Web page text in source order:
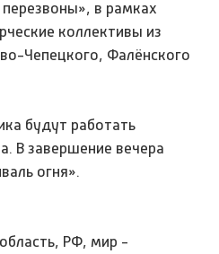
в рамках
коллективы из
Чепецкого, Фалёнского
будут работать
В завершение вечера
огня».
РФ, мир -